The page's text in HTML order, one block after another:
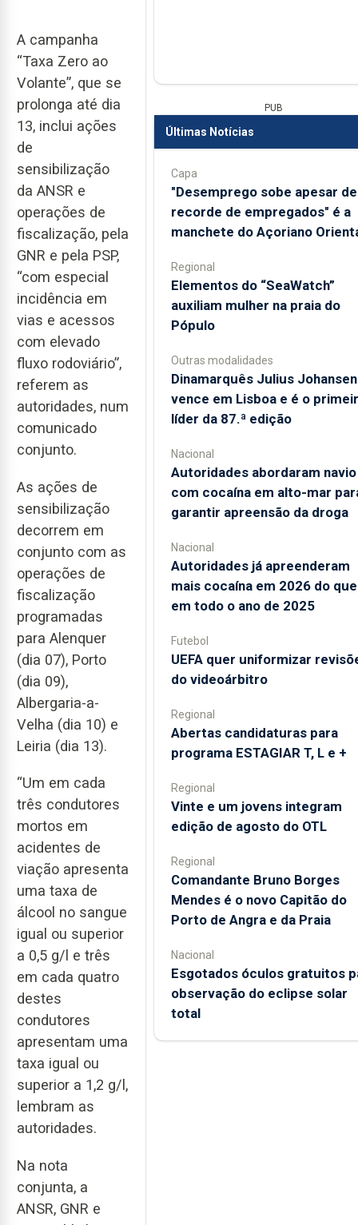
A campanha
“Taxa Zero ao
Volante”, que se
prolonga até dia
13, inclui ações
de
sensibilização
da ANSR e
operações de
fiscalização, pela
GNR e pela PSP,
“com especial
incidência em
vias e acessos
com elevado
fluxo rodoviário”,
referem as
autoridades, num
comunicado
conjunto.
As ações de
sensibilização
decorrem em
conjunto com as
operações de
fiscalização
programadas
para Alenquer
(dia 07), Porto
(dia 09),
Albergaria-a-
Velha (dia 10) e
Leiria (dia 13).
“Um em cada
três condutores
mortos em
acidentes de
viação apresenta
uma taxa de
álcool no sangue
igual ou superior
a 0,5 g/l e três
em cada quatro
destes
condutores
apresentam uma
taxa igual ou
superior a 1,2 g/l,
lembram as
autoridades.
Na nota
conjunta, a
ANSR, GNR e
PUB
Últimas Notícias
Capa
"Desemprego sobe apesar de
recorde de empregados" é a
manchete do Açoriano
Regional
​Elementos do “SeaWatch”
auxiliam mulher na praia do
Pópulo
Outras modalidades
Dinamarquês Julius Johansen
vence em Lisboa e é o
líder da 87.ª edição
Nacional
Autoridades abordaram navio
com cocaína em alto-mar
garantir apreensão da droga
Nacional
Autoridades já apreenderam
mais cocaína em 2026 do que
em todo o ano de 2025
Futebol
UEFA quer uniformizar
do videoárbitro
Regional
Abertas candidaturas para
programa ESTAGIAR T, L e +
Regional
Vinte e um jovens integram
edição de agosto do OTL
Regional
Comandante Bruno Borges
Mendes é o novo Capitão do
Porto de Angra e da Praia
Nacional
Esgotados óculos gratuitos
observação do eclipse solar
total